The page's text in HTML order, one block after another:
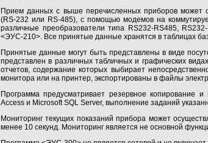
Прием данных с выше перечисленных приборов может
(RS-232 или RS-485), с помощью модемов на
различные преобразователи типа RS232-RS485,
<ЭУС-210>. Все принятые данные хранятся в таблицах
Принятые данные могут быть представлены в виде
представлен в различных табличных и графических
отчетов, содержание которых выбирает
монитора или на принтер, экспортированы в файлы
Программа предусматривает резервное копирование
Access и Microsoft SQL Server, выполнение заданий
Мониторинг текущих показаний прибора может
менее 10 секунд. Мониторинг является не основной